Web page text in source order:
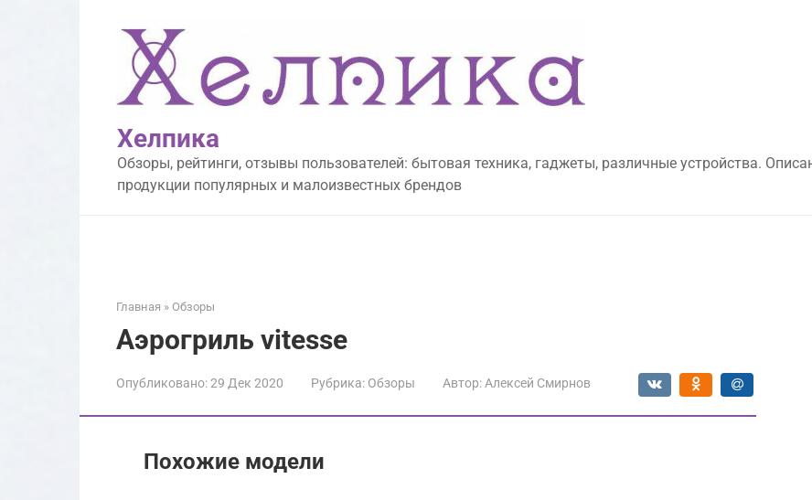
Хелпика
Обзоры, рейтинги, отзывы пользователей: бытовая техника, гаджеты, различные устройства.
продукции популярных и малоизвестных брендов
Главная » Обзоры
Аэрогриль vitesse
Опубликовано:29 Дек 2020 Рубрика: Обзоры Автор: Алексей Смирнов
Похожие модели